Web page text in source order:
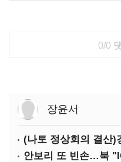
0/0
장윤서
안보리 또 빈손…북